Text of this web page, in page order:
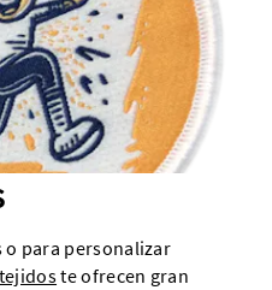
para personalizar
te ofrecen gran